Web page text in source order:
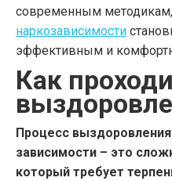
современным методикам,
наркозависимости
эффективным и
Как
Процесс
зависимости – это
который требует